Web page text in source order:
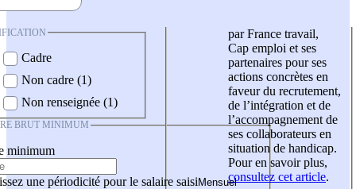
Cadre
Non cadre (1)
Non renseignée (1)
BRUT MINIMUM
minimum
une périodicité pour le salaire saisi
par France travail,
Cap emploi et ses
partenaires pour ses
actions concrètes en
faveur du recrutement,
de l’intégration et de
l’accompagnement de
ses collaborateurs en
situation de handicap.
Pour en savoir plus,
consultez cet article.